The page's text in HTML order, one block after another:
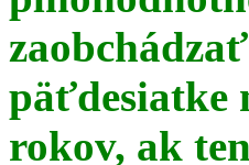
päťdesiatke
rokov, ak